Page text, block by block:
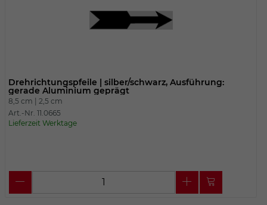
Drehrichtungspfeile | silber/schwarz, Ausführung:
gerade Aluminium geprägt
8,5 cm | 2,5 cm
Art.-Nr. 11.0665
Lieferzeit Werktage